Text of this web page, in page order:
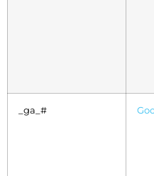
_ga_#